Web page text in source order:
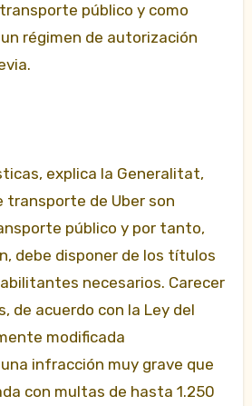
público y como
régimen de autorización
explica la Generalitat,
transporte de Uber son
público y por tanto,
debe disponer de los títulos
necesarios. Carecer
de acuerdo con la Ley del
modificada
infracción muy grave que
con multas de hasta 1.250